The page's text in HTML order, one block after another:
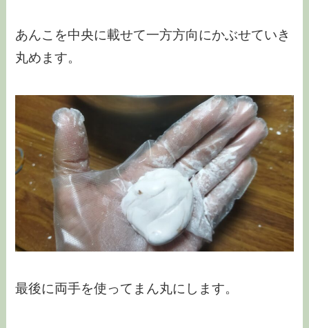
あんこを中央に載せて一方方向にかぶせていき
丸めます。
最後に両手を使ってまん丸にします。